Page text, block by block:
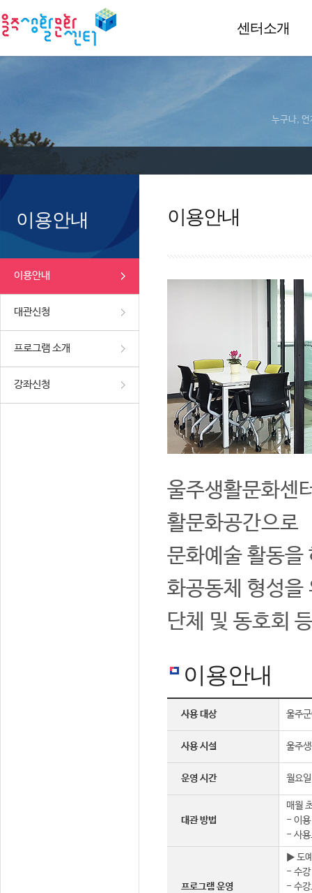
센터소개
누구나, 언
이용안내
이용안내
대관신청
프로그램 소개
강좌신청
이용안내
울주생활문화센
활문화공간으로
문화예술 활동을
화공동체 형성을
단체 및 동호회
이용안내
사용 대상 울주
사용 시설 울주
운영 시간 월요
대관 방법
매월
- 이용
- 사용
프로그램 운영
▶ 도
- 수강
- 수강